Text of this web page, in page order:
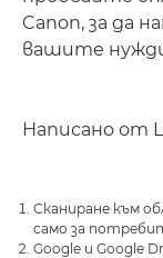
Canon, за да
вашите
Написано от
Сканиране към
само за
Google и Google